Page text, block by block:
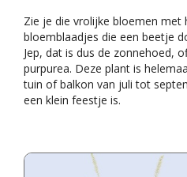
Zie je die vrolijke bloemen met
bloemblaadjes die een beetje
Jep, dat is dus de zonnehoed,
purpurea. Deze plant is
tuin of balkon van juli tot
een klein feestje is.